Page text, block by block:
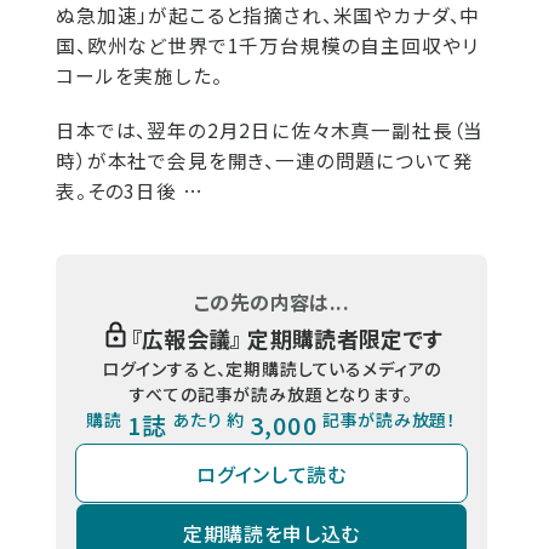
ぬ急加速」が起こると指摘され、米国やカナダ、中
国、欧州など世界で1千万台規模の自主回収やリ
コールを実施した。
日本では、翌年の2月2日に佐々木真一副社長（当
時）が本社で会見を開き、一連の問題について発
表。その3日後 …
この先の内容は...
『広報会議』 定期購読者限定です
ログインすると、定期購読しているメディアの
すべての記事が読み放題となります。
購読 1誌 あたり 約 3,000 記事が読み放題！
ログインして読む
定期購読を申し込む